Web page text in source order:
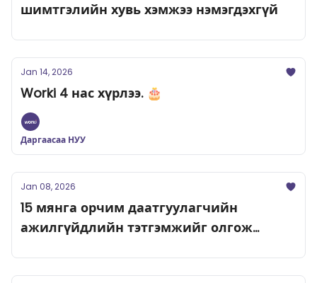
шимтгэлийн хувь хэмжээ нэмэгдэхгүй
Jan 14, 2026
Worki 4 нас хүрлээ. 🎂
Даргаасаа НУУ
Jan 08, 2026
15 мянга орчим даатгуулагчийн
ажилгүйдлийн тэтгэмжийг олгож